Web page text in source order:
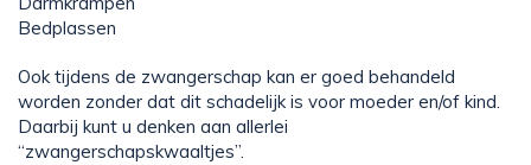
Bedplassen
Ook tijdens de zwangerschap kan er goed behandeld
worden zonder dat dit schadelijk is voor moeder en/of kind.
Daarbij kunt u denken aan allerlei
“zwangerschapskwaaltjes”.